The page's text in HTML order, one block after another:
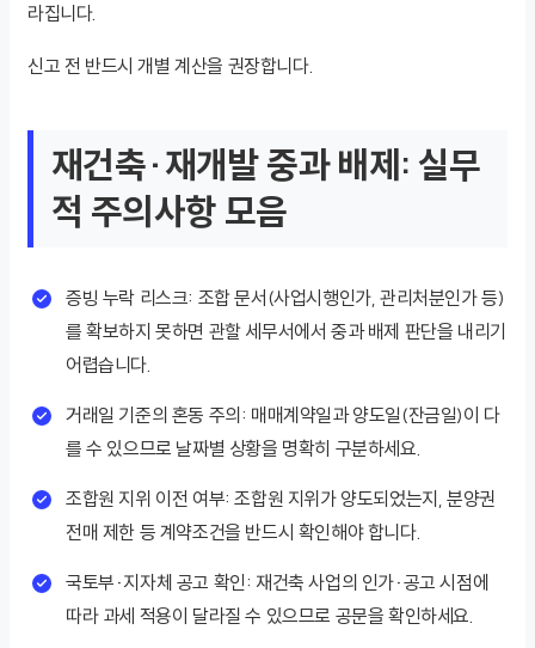
라집니다.
신고 전 반드시 개별 계산을 권장합니다.
재건축·재개발 중과 배제: 실무
적 주의사항 모음
증빙 누락 리스크: 조합 문서(사업시행인가, 관리처분인가 등)
를 확보하지 못하면 관할 세무서에서 중과 배제 판단을 내리기
어렵습니다.
거래일 기준의 혼동 주의: 매매계약일과 양도일(잔금일)이 다
를 수 있으므로 날짜별 상황을 명확히 구분하세요.
조합원 지위 이전 여부: 조합원 지위가 양도되었는지, 분양권
전매 제한 등 계약조건을 반드시 확인해야 합니다.
국토부·지자체 공고 확인: 재건축 사업의 인가·공고 시점에
따라 과세 적용이 달라질 수 있으므로 공문을 확인하세요.